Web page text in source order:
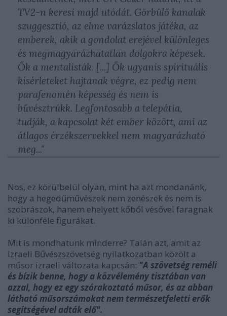
TV2-n keresi majd utódát. Görbülő kanalak
szuggesztió, az elme varázslatos játéka, az
emberek, akik a gondolat erejével különleges
és megmagyarázhatatlan dolgokra képesek.
Ők a mentalisták. [...] Ők ugyanis spirituális
kísérleteket hajtanak végre, ez pedig nem
parafenomén képesség és nem is
bűvésztrükk. Legfontosabb a telepátia,
tudják, a kapcsolat két ember között, ami az
átlagos érzékszervekkel nem magyarázható
meg..."
Nos, ez körülbelül olyan, mint ha azt mondanánk,
hogy a hegedűművészek nem zenészek és nem is
szobrászok, hanem ehelyett kőből vésővel faragnak
ki különféle figurákat.
Mit is mondhatunk minderre? Talán azt, amit az
Izraeli Bűvészszövetség nyilatkozatban közölt a
műsor izraeli változata kapcsán: "A szövetség reméli
és bízik benne, hogy a közvélemény tisztában van
azzal, hogy ez egy szórakoztató műsor, és az abban
látható műsorszámokat nem természetfeletti erők
segítségével adták elő".